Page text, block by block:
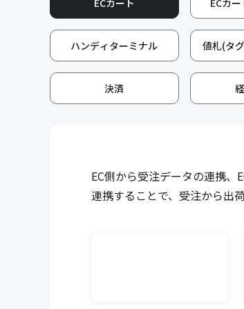
キャムマックスの画面から、注文書
能です。注文書PDF付きのメールを
販売管理メール送信
キャムマックスの画面から、見積書
需要予測
販売計画に基づいた需要予測を登録
残・発注残・生産残などから製品の
ECカート ECカー
ハンディターミナル 値札(タ
決済
EC側から受注データの連携、
連携することで、受注から出